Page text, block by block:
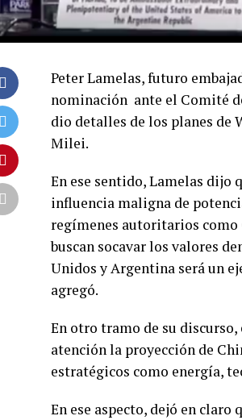
Peter Lamelas, futuro
nominación ante el Comité
dio detalles de los planes de
Milei.
En ese sentido, Lamelas dijo
influencia maligna de
regímenes autoritarios como
buscan socavar los valores
Unidos y Argentina será un
agregó.
En otro tramo de su
atención la proyección de
estratégicos como energía,
En ese aspecto, dejó en claro